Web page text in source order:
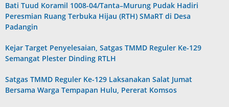
Bati Tuud Koramil 1008-04/Tanta–Murung Pudak Hadiri
Peresmian Ruang Terbuka Hijau (RTH) SMaRT di Desa
Padangin
Kejar Target Penyelesaian, Satgas TMMD Reguler Ke-129
Semangat Plester Dinding RTLH
Satgas TMMD Reguler Ke-129 Laksanakan Salat Jumat
Bersama Warga Tempapan Hulu, Pererat Komsos